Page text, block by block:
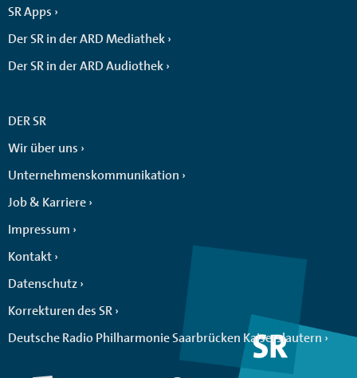
SR Apps
Der SR in der ARD Mediathek
Der SR in der ARD Audiothek
DER SR
Wir über uns
Unternehmenskommunikation
Job & Karriere
Impressum
Kontakt
Datenschutz
Korrekturen des SR
Deutsche Radio Philharmonie Saarbrücken Kaiserslautern